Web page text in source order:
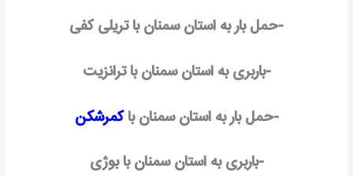
-حمل بار به استان سمنان با تریلی کفی
-باربری به استان سمنان با ترانزیت
-حمل بار به استان سمنان باکمرشکن
-باربری به استان سمنان با بوژی